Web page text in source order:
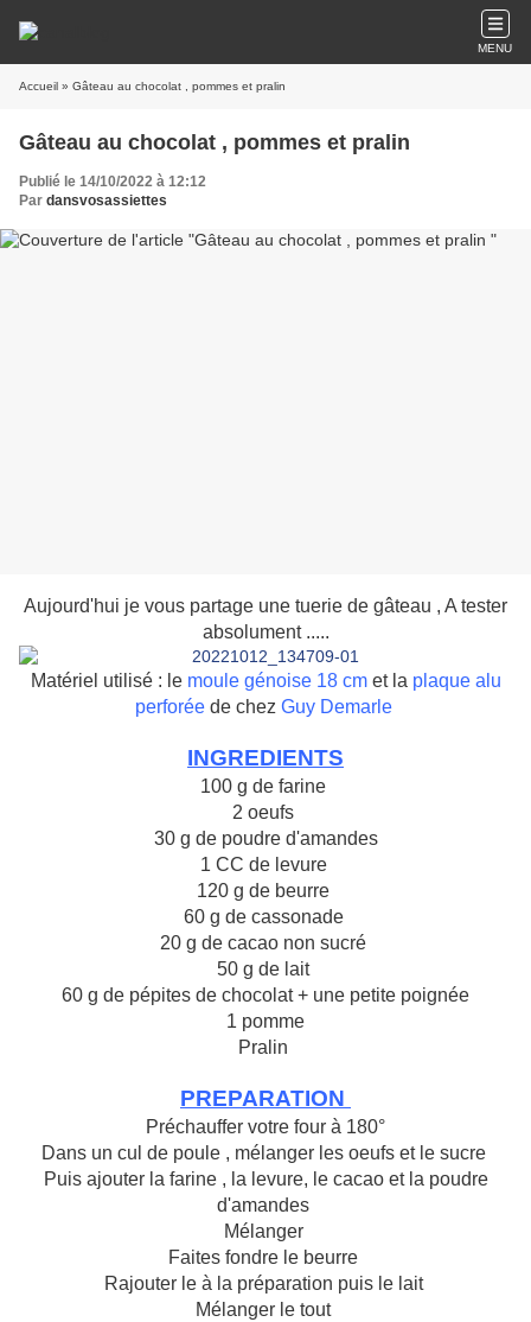
MENU
Accueil » Gâteau au chocolat , pommes et pralin
Gâteau au chocolat , pommes et pralin
Publié le 14/10/2022 à 12:12
Par dansvosassiettes
Aujourd'hui je vous partage une tuerie de gâteau , A tester
absolument .....
Matériel utilisé : le moule génoise 18 cmet la plaque alu
perforée de chez Guy Demarle
INGREDIENTS
100 g de farine
2 oeufs
30 g de poudre d'amandes
1 CC de levure
120 g de beurre
60 g de cassonade
20 g de cacao non sucré
50 g de lait
60 g de pépites de chocolat + une petite poignée
1 pomme
Pralin
PREPARATION
Préchauffer votre four à 180°
Dans un cul de poule , mélanger les oeufs et le sucre
Puis ajouter la farine , la levure, le cacao et la poudre
d'amandes
Mélanger
Faites fondre le beurre
Rajouter le à la préparation puis le lait
Mélanger le tout